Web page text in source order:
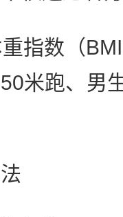
数（BMI
米跑、男